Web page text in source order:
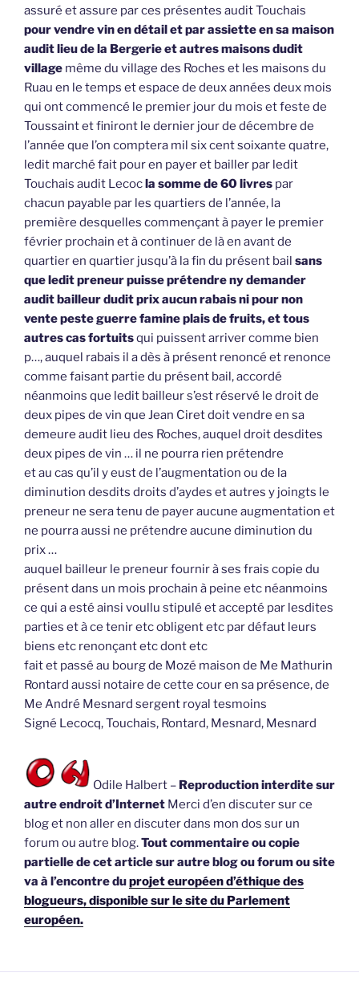
assuré et assure par ces présentes audit Touchais
pour vendre vin en détail et par assiette en sa maison
audit lieu de la Bergerie et autres maisons dudit
village même du village des Roches et les maisons du
Ruau en le temps et espace de deux années deux mois
qui ont commencé le premier jour du mois et feste de
Toussaint et finiront le dernier jour de décembre de
l’année que l’on comptera mil six cent soixante quatre,
ledit marché fait pour en payer et bailler par ledit
Touchais audit Lecocla somme de 60 livres par
chacun payable par les quartiers de l’année, la
première desquelles commençant à payer le premier
février prochain et à continuer de là en avant de
quartier en quartier jusqu’à la fin du présent bail sans
que ledit preneur puisse prétendre ny demander
audit bailleur dudit prix aucun rabais ni pour non
vente peste guerre famine plais de fruits, et tous
autres cas fortuitsqui puissent arriver comme bien
p…, auquel rabais il a dès à présent renoncé et renonce
comme faisant partie du présent bail, accordé
néanmoins que ledit bailleur s’est réservé le droit de
deux pipes de vin que Jean Ciret doit vendre en sa
demeure audit lieu des Roches, auquel droit desdites
deux pipes de vin … il ne pourra rien prétendre
et au cas qu’il y eust de l’augmentation ou de la
diminution desdits droits d’aydes et autres y joingts le
preneur ne sera tenu de payer aucune augmentation et
ne pourra aussi ne prétendre aucune diminution du
prix …
auquel bailleur le preneur fournir à ses frais copie du
présent dans un mois prochain à peine etc néanmoins
ce qui a esté ainsi voullu stipulé et accepté par lesdites
parties et à ce tenir etc obligent etc par défaut leurs
biens etc renonçant etc dont etc
fait et passé au bourg de Mozé maison de Me Mathurin
Rontard aussi notaire de cette cour en sa présence, de
Me André Mesnard sergent royal tesmoins
Signé Lecocq, Touchais, Rontard, Mesnard, Mesnard
Odile Halbert – Reproduction interdite sur
autre endroit d’Internet Merci d’en discuter sur ce
blog et non aller en discuter dans mon dos sur un
forum ou autre blog.Tout commentaire ou copie
partielle de cet article sur autre blog ou forum ou site
va à l’encontre duprojet européen d’éthique des
blogueurs, disponible sur le site du Parlement
européen.